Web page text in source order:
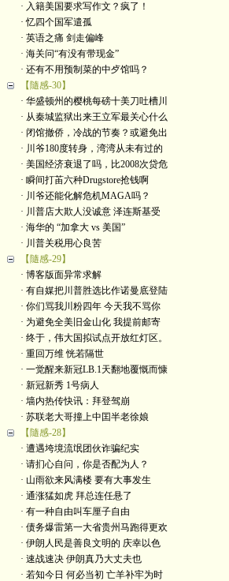
· 入籍美国要求写作文？疯了！
· 忆四个国军遣孤
· 英语之痛 剑走偏峰
· 海关问“有没有带现金”
· 还有不用预制菜的中歺馆吗？
【隨感-30】
· 华盛顿州的樱桃每磅十美刀吐槽川
· 从秦城监狱出来王立军最关心什么
· 闭馆撤侨，冷战的节奏？或避免出
· 川爷180度转身，湾湾从未有过的
· 美国经济衰退了吗，比2008次贷危
· 瞬间打苖六种Drugstore抢钱啊
· 川爷还能化解危机MAGA吗？
· 川普店大欺人没诚意 泽连斯基受
· 海华的 “加拿大 vs 美国”
· 川普关税用心良苦
【隨感-29】
· 博客版面异常求解
· 有自媒把川普胜选比作诺曼底登陆
· 你们骂我川粉四年 今天我不骂你
· 为避免全美旧金山化 我提前邮寄
· 终于，伟大国拟试点开放红灯区。
· 重回万维 恍若隔世
· 一觉醒来新冠LB.1天翻地覆慨而慷
· 新冠新秀 1号病人
· 墙内热传快讯：拜登驾崩
· 苏联老大哥撞上中囯半老徐娘
【隨感-28】
· 遭遇垮境流氓团伙诈骗纪实
· 请扪心自问，你是否配为人？
· 山雨欲来风满楼 要有大事发生
· 通涨猛如虎 拜总连任悬了
· 有一种自由叫车厘子自由
· 债务爆雷第一大省贵州马跑得更欢
· 伊朗人民是善良文明的 庆幸以色
· 速战速决 伊朗真乃大丈夫也
· 若知今日 何必当初 亡羊补牢为时